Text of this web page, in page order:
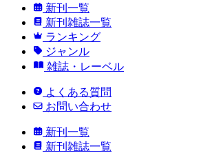
新刊一覧
新刊雑誌一覧
ランキング
ジャンル
雑誌・レーベル
よくある質問
お問い合わせ
新刊一覧
新刊雑誌一覧